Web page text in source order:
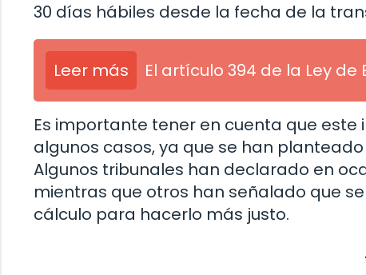
30 días hábiles desde la fecha de la
Leer más El artículo 394 de la Ley de
Es importante tener en cuenta que
algunos casos, ya que se han
Algunos tribunales han declarado en
mientras que otros han señalado que
cálculo para hacerlo más justo.